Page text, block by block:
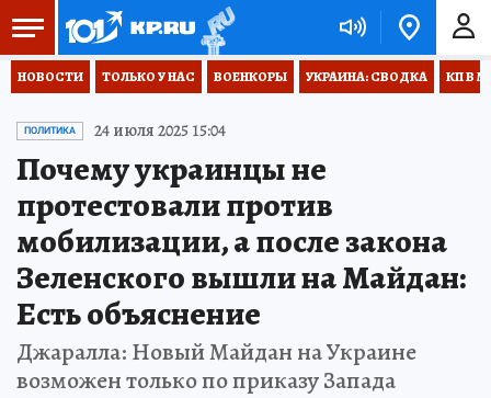
НОВОСТИ ТОЛЬКО У НАС ВОЕНКОРЫ УКРАИНА: СВОДКА КП В
ПОЛИТИКА 24 июля 2025 15:04
Почему украинцы не
протестовали против
мобилизации, а после закона
Зеленского вышли на Майдан:
Есть объяснение
Джаралла: Новый Майдан на Украине
возможен только по приказу Запада